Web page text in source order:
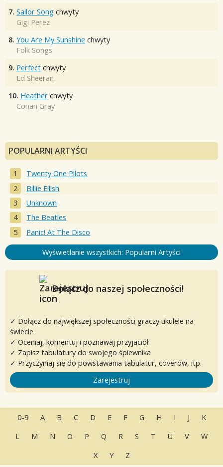
7. Sailor Song chwyty
Gigi Perez
8. You Are My Sunshine chwyty
Folk Songs
9. Perfect chwyty
Ed Sheeran
10. Heather chwyty
Conan Gray
POPULARNI ARTYŚCI
Twenty One Pilots
Billie Eilish
Unknown
The Beatles
Panic! At The Disco
Wyświetlanie wszystkich: Popularni Artyści
Dołącz do naszej społeczności!
✓ Dołącz do największej społeczności graczy ukulele na
świecie
✓ Oceniaj, komentuj i poznawaj przyjaciół
✓ Zapisz tabulatury do swojego śpiewnika
✓ Przyczyniaj się do powstawania tabulatur, coverów, itp.
Zarejestruj
0-9 A B C D E F G H I J
K
L
M N O P Q R S T U V
W
X
Y Z